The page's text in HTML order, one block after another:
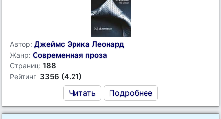
Автор: Джеймс Эрика Леонард
Жанр: Современная проза
Страниц: 188
Рейтинг: 3356 (4.21)
Читать Подробнее